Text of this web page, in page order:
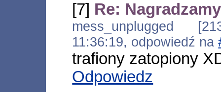
[7] Re:
mess_unplugged
11:36:19, odpowiedź na
trafiony zatopiony
Odpowiedz